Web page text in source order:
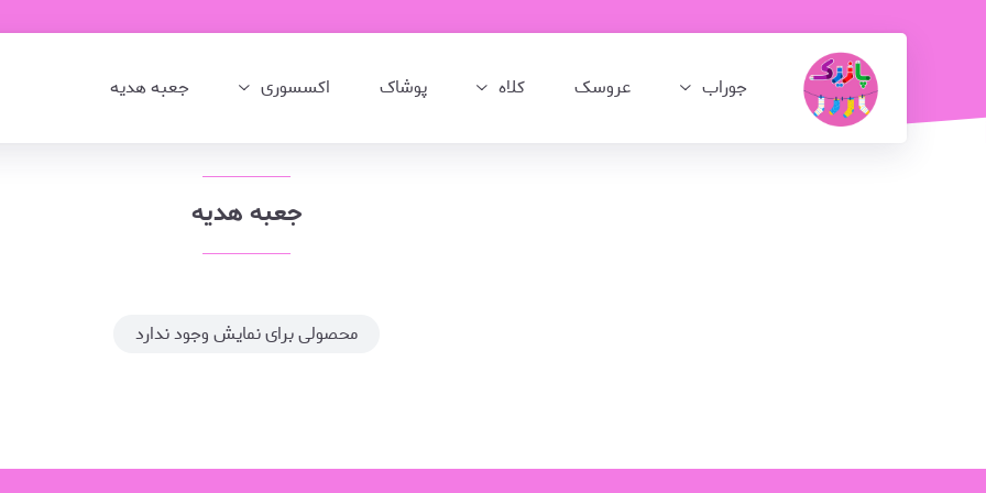
جوراب عروسک کلاه پوشاک اکسسوری جعبه هدیه
جعبه هدیه
محصولی برای نمایش وجود ندارد